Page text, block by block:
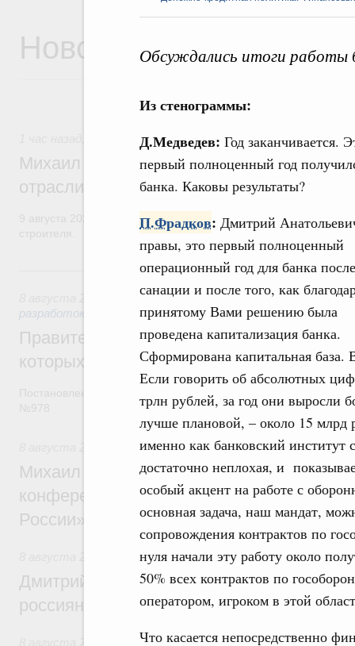
Обсуждались итоги работы
Из стенограммы:
Д.Медведев: Год заканчивается.
первый полноценный год
банка. Каковы результаты?
П.Фрадков: Дмитрий
правы, это первый полноценный
операционный год для банка после
санации и после того, как
принятому Вами решению была
проведена капитализация банка.
Сформирована капитальная
Если говорить об абсолютных
трлн рублей, за год они выросли
лучше плановой, – около 15 млрд
именно как банковский институт
достаточно неплохая, и
особый акцент на работе с
основная задача, наш мандат,
сопровождения контрактов по
нуля начали эту работу около
50% всех контрактов по
оператором, игроком в этой
Что касается непосредственно
Новости
Регулирование в сфере строительства
Михаил Мишустин поздравил
отрасли с профессиональным
9 августа 2026 года отмечается профессиональный праздник
Вчера
Государственная политика в сфере
разработок
Правительство расширило перечень
которых освобождаются от НДФЛ
Постановление от 5 августа 2026 года
Отрасль информационных технологий
Михаил Мишустин дал поручения по
конференции «Цифровая индустрия
России»
Спорт высших достижений и массовый
Дмитрий Чернышенко и Михаил
россиян с Днём физкультурника
Социальные инновации. Некоммерческие